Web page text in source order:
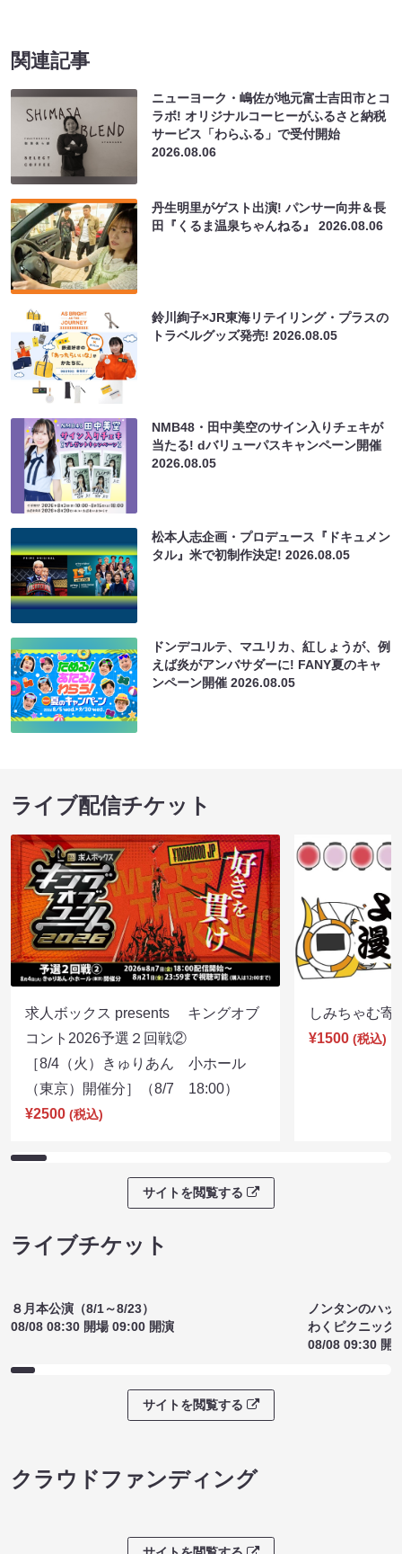
関連記事
ニューヨーク・嶋佐が地元富士吉田市とコ
ラボ! オリジナルコーヒーがふるさと納税
サービス「わらふる」で受付開始
2026.08.06
丹生明里がゲスト出演! パンサー向井＆長
田『くるま温泉ちゃんねる』2026.08.06
鈴川絢子×JR東海リテイリング・プラスの
トラベルグッズ発売!2026.08.05
NMB48・田中美空のサイン入りチェキが
当たる! dバリューパスキャンペーン開催
2026.08.05
松本人志企画・プロデュース『ドキュメン
タル』米で初制作決定!2026.08.05
ドンデコルテ、マユリカ、紅しょうが、例
えば炎がアンバサダーに! FANY夏のキャ
ンペーン開催2026.08.05
ライブ配信チケット
求人ボックス presents キングオブ
コント2026予選２回戦②
［8/4（火）きゅりあん 小ホール
（東京）開催分］（8/7 18:00）
¥2500 (税込)
しみちゃむ
¥1500 (税込)
サイトを閲覧する
ライブチケット
08/08 08:30 開場 09:00 開演
サイトを閲覧する